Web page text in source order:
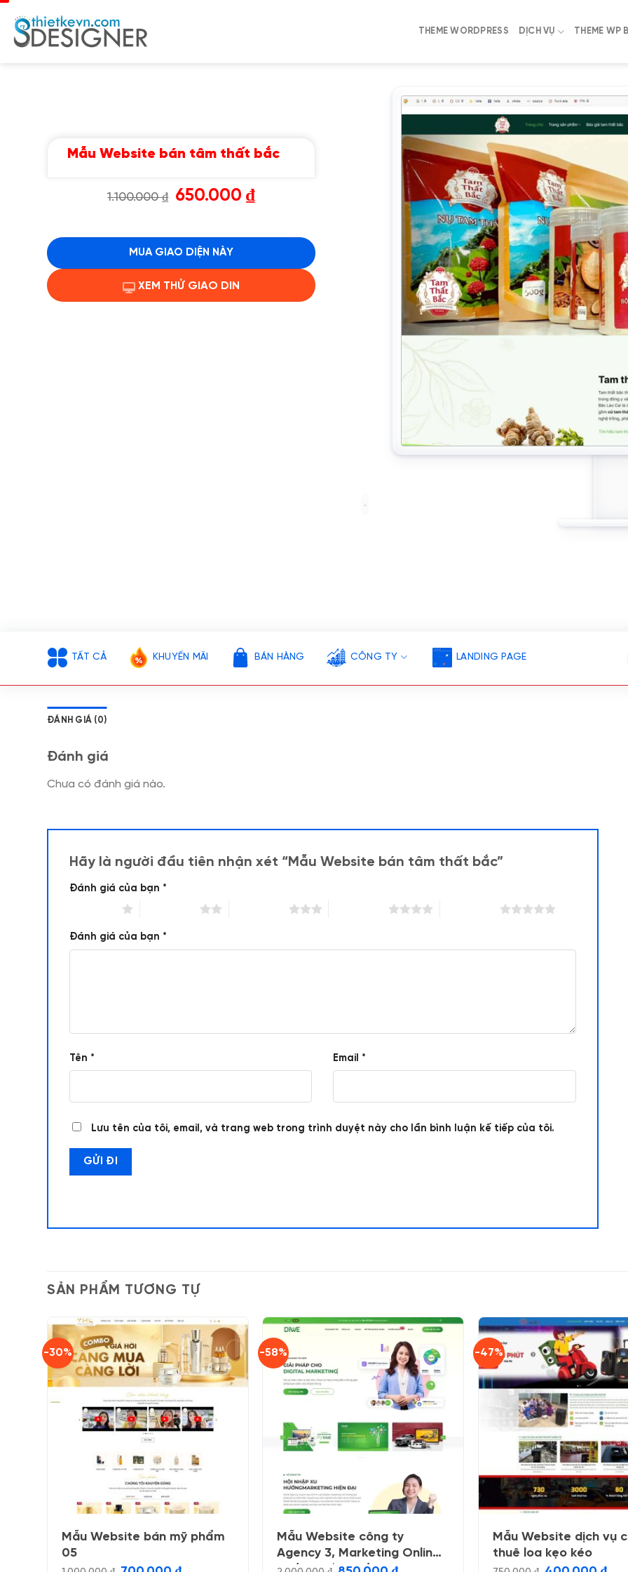
đến
nội
THEME WORDPRESS DỊCH VỤ THEME WP
Mẫu Website bán tâm thất bắc
1.100.000₫
Giá
gốc
650.000 ₫Giá
hiện
650.000 ₫.
MUA GIAO DIỆN NÀY
XEM THỬ GIAO DIN
TẤT CẢ KHUYẾN MÃI BÁN HÀNG CÔNG TY LANDING PAGE
ĐÁNH GIÁ (0)
Đánh giá
Chưa có đánh giá nào.
Hãy là người đầu tiên nhận xét “Mẫu Website bán tâm thất bắc”
Đánh giá của bạn *
Đánh giá của bạn *
Tên * Email *
Lưu tên của tôi, email, và trang web trong trình duyệt này cho lần bình luận kế tiếp của tôi.
SẢN PHẨM TƯƠNG TỰ
-30%
Mẫu Website bán mỹ phẩm
05
Giá
Giá
-58%
Mẫu Website công ty
Agency 3, Marketing Online
Giá
Giá
-47%
Mẫu Website dịch vụ
thuê loa kẹo kéo
Giá
Giá